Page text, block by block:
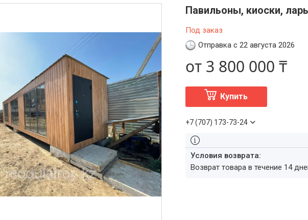
Павильоны, киоски,
Под заказ
Отправка с 22 августа 2026
от 3 800 000 ₸
Купить
+7 (707) 173-73-24
возврат товара в течение 14